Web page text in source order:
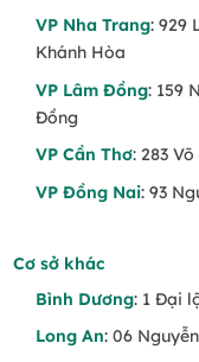
VP Nha Trang: 929
Khánh Hòa
VP Lâm Đồng: 159
Đồng
VP Cần Thơ: 283
VP Đồng Nai: 93
Cơ sở khác
Bình Dương: 1 Đại
Long An: 06